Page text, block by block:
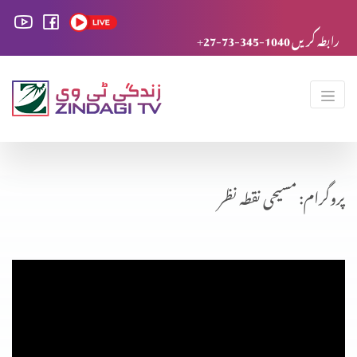
+27-73-345-1040 رابطہ کریں
پروگرام: مسیحی نقطہ نظر